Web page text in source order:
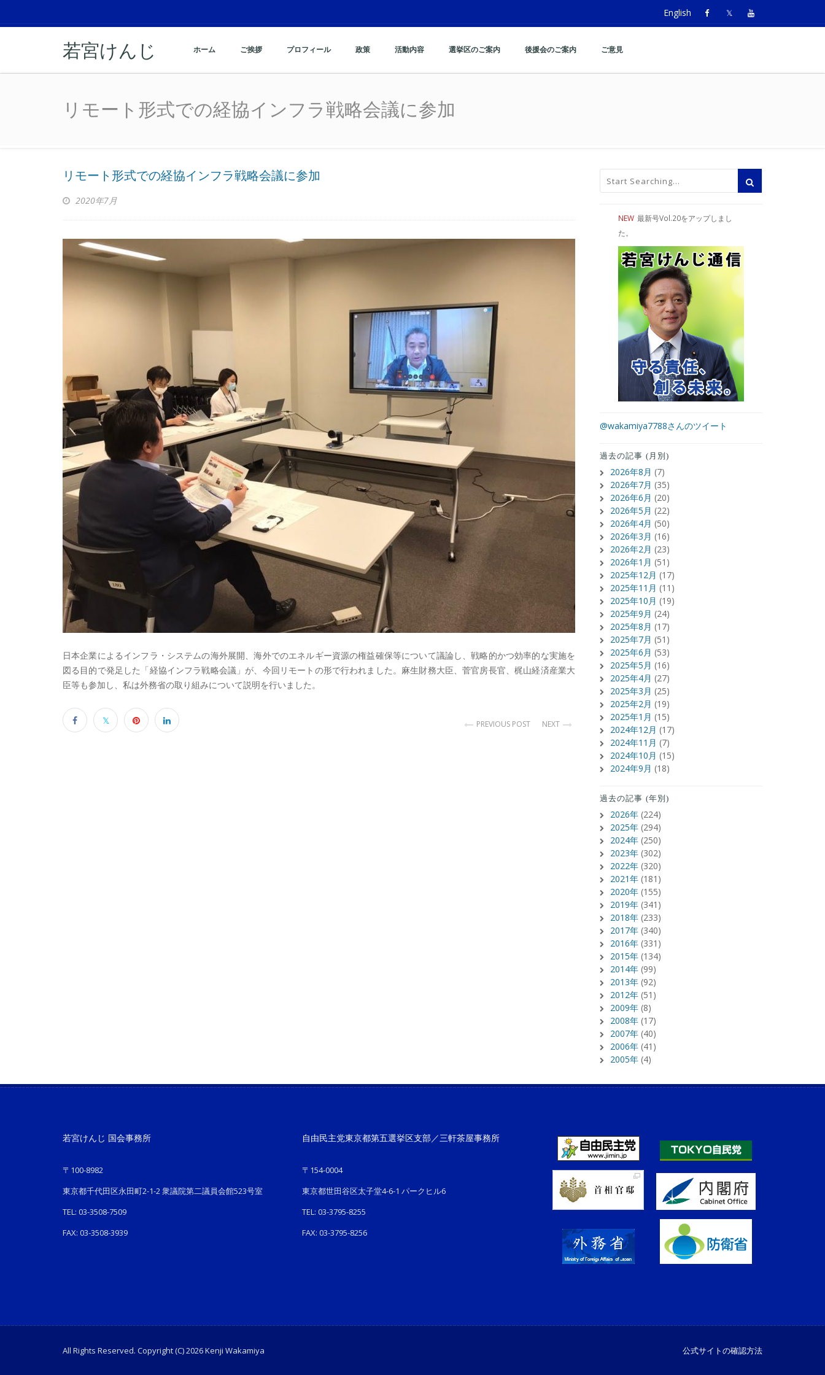
English
若宮けんじ ホーム ご挨拶 プロフィール 政策 活動内容 選挙区のご案内 後援会のご案内 ご意見
リモート形式での経協インフラ戦略会議に参加
リモート形式での経協インフラ戦略会議に参加
2020年7月
日本企業によるインフラ・システムの海外展開、海外でのエネルギー資源の権益確保等について議論し、戦略的かつ効率的な実施を
図る目的で発足した「経協インフラ戦略会議」が、今回リモートの形で行われました。麻生財務大臣、菅官房長官、梶山経済産業大
臣等も参加し、私は外務省の取り組みについて説明を行いました。
PREVIOUS POST NEXT
NEW 最新号Vol.20をアップしまし
た。
@wakamiya7788さんのツイート
過去の記事 (月別)
2026年8月 (7)
2026年7月 (35)
2026年6月 (20)
2026年5月 (22)
2026年4月 (50)
2026年3月 (16)
2026年2月 (23)
2026年1月 (51)
2025年12月 (17)
2025年11月 (11)
2025年10月 (19)
2025年9月 (24)
2025年8月 (17)
2025年7月 (51)
2025年6月 (53)
2025年5月 (16)
2025年4月 (27)
2025年3月 (25)
2025年2月 (19)
2025年1月 (15)
2024年12月 (17)
2024年11月 (7)
2024年10月 (15)
2024年9月 (18)
過去の記事 (年別)
2026年 (224)
2025年 (294)
2024年 (250)
2023年 (302)
2022年 (320)
2021年 (181)
2020年 (155)
2019年 (341)
2018年 (233)
2017年 (340)
2016年 (331)
2015年 (134)
2014年 (99)
2013年 (92)
2012年 (51)
2009年 (8)
2008年 (17)
2007年 (40)
2006年 (41)
2005年 (4)
若宮けんじ 国会事務所
〒100-8982
東京都千代田区永田町2-1-2 衆議院第二議員会館523号室
TEL: 03-3508-7509
FAX: 03-3508-3939
自由民主党東京都第五選挙区支部／三軒茶屋事務所
〒154-0004
東京都世田谷区太子堂4-6-1 パークヒル6
TEL: 03-3795-8255
FAX: 03-3795-8256
All Rights Reserved. Copyright (C) 2026 Kenji Wakamiya 公式サイトの確認方法